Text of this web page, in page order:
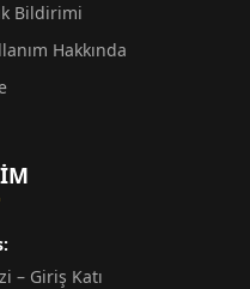
Bildirimi
Hakkında
– Giriş Katı